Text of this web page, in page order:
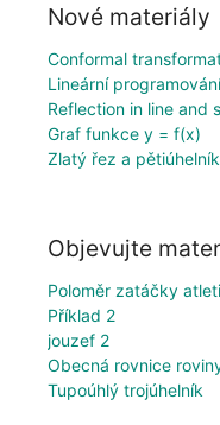
Nové materiály
Conformal
Lineární
Reflection in line and
Graf funkce y = f(x)
Zlatý řez a pětiúhelník
Objevujte
Poloměr zatáčky
Příklad 2
jouzef 2
Obecná rovnice
Tupoúhlý trojúhelník